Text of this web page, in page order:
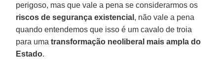
perigoso, mas que vale a pena se considerarmos os
riscos de segurança existencial , não vale a pena
quando entendemos que isso é um cavalo de troia
para umatransformação neoliberal mais ampla do
Estado.